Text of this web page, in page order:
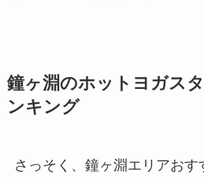
鐘ヶ淵のホットヨガス
ンキング
さっそく、鐘ヶ淵エリアおす